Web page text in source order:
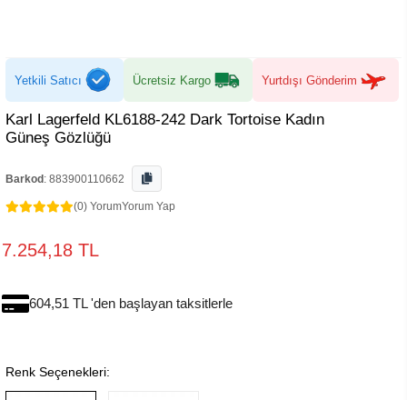
Yetkili Satıcı Ücretsiz Kargo Yurtdışı Gönderim
Karl Lagerfeld KL6188-242 Dark Tortoise Kadın
Güneş Gözlüğü
Barkod : 883900110662
(0) YorumYorum Yap
7.254,18 TL
604,51 TL 'den başlayan taksitlerle
Renk Seçenekleri: